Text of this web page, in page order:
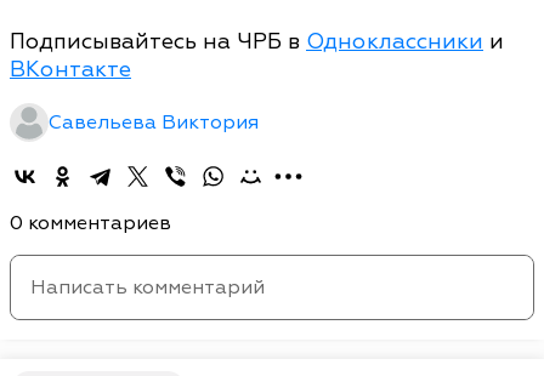
Подписывайтесь на ЧРБ в Одноклассники и
ВКонтакте
Савельева Виктория
0 комментариев